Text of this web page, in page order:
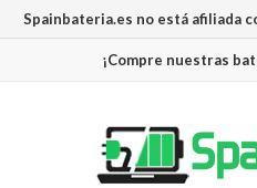
Spainbateria.es no está afiliada
¡Compre nuestras